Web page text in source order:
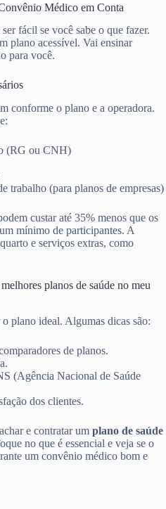
Médico em Conta
fácil se você sabe o que fazer.
plano acessível. Vai ensinar
para você.
conforme o plano e a operadora.
(RG ou CNH)
trabalho (para planos de empresas)
custar até 35% menos que os
mínimo de participantes. A
e serviços extras, como
planos de saúde no meu
plano ideal. Algumas dicas são:
de planos.
(Agência Nacional de Saúde
dos clientes.
e contratar um plano de saúde
no que é essencial e veja se o
um convênio médico bom e